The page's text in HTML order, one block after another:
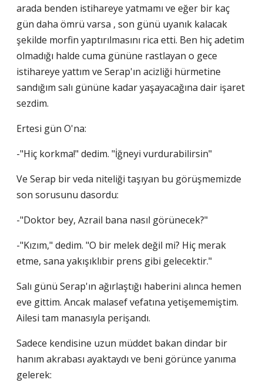
arada benden istihareye yatmamı ve eğer bir kaç
gün daha ömrü varsa , son günü uyanık kalacak
şekilde morfin yaptırılmasını rica etti. Ben hiç adetim
olmadığı halde cuma gününe rastlayan o gece
istihareye yattım ve Serap'ın acizliği hürmetine
sandığım salı gününe kadar yaşayacağına dair işaret
sezdim.
Ertesi gün O'na:
-"Hiç korkma!" dedim. "İğneyi vurdurabilirsin"
Ve Serap bir veda niteliği taşıyan bu görüşmemizde
son sorusunu dasordu:
-"Doktor bey, Azrail bana nasıl görünecek?"
-"Kızım," dedim. "O bir melek değil mi? Hiç merak
etme, sana yakışıklıbir prens gibi gelecektir."
Salı günü Serap'ın ağırlaştığı haberini alınca hemen
eve gittim. Ancak malasef vefatına yetişememiştim.
Ailesi tam manasıyla perişandı.
Sadece kendisine uzun müddet bakan dindar bir
hanım akrabası ayaktaydı ve beni görünce yanıma
gelerek: